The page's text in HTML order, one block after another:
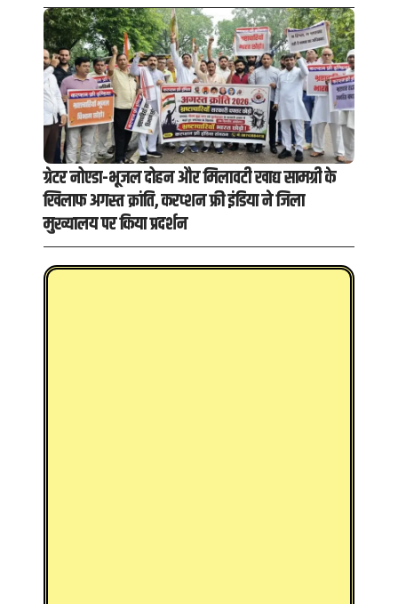
ग्रेटर नोएडा-भूजल दोहन और मिलावटी खाद्य सामग्री के
खिलाफ अगस्त क्रांति, करप्शन फ्री इंडिया ने जिला
मुख्यालय पर किया प्रदर्शन